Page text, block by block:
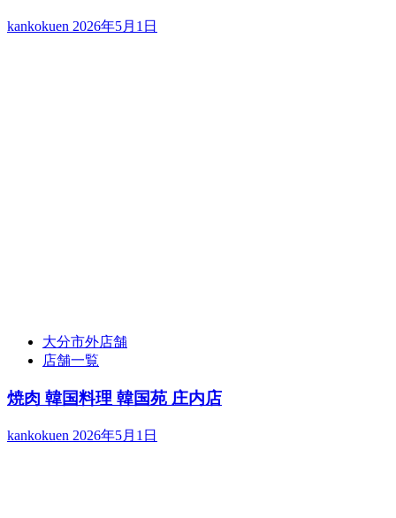
kankokuen 2026年5月1日
大分市外店舗
店舗一覧
焼肉 韓国料理 韓国苑 庄内店
kankokuen 2026年5月1日